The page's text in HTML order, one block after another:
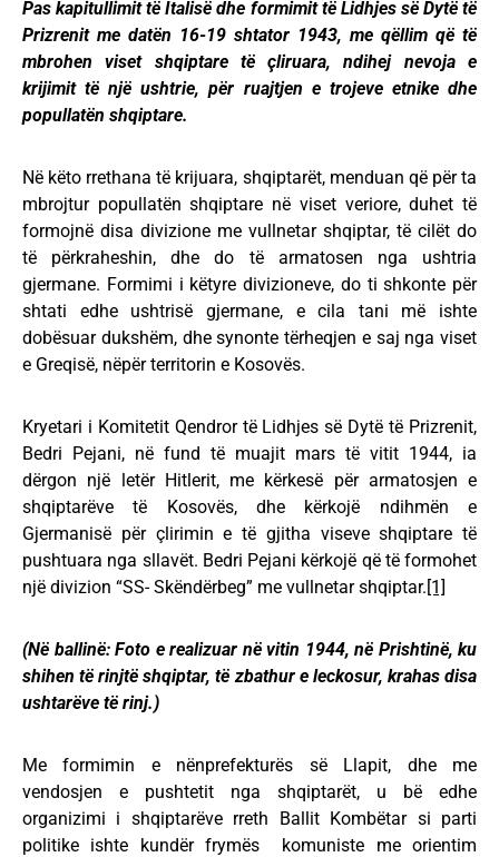
Pas kapitullimit të Italisë dhe formimit të Lidhjes së Dytë të
Prizrenit me datën 16-19 shtator 1943, me qëllim që të
mbrohen viset shqiptare të çliruara, ndihej nevoja e
krijimit të një ushtrie, për ruajtjen e trojeve etnike dhe
popullatën shqiptare.
Në këto rrethana të krijuara, shqiptarët, menduan që për ta
mbrojtur popullatën shqiptare në viset veriore, duhet të
formojnë disa divizione me vullnetar shqiptar, të cilët do
të përkraheshin, dhe do të armatosen nga ushtria
gjermane. Formimi i këtyre divizioneve, do ti shkonte për
shtati edhe ushtrisë gjermane, e cila tani më ishte
dobësuar dukshëm, dhe synonte tërheqjen e saj nga viset
e Greqisë, nëpër territorin e Kosovës.
Kryetari i Komitetit Qendror të Lidhjes së Dytë të Prizrenit,
Bedri Pejani, në fund të muajit mars të vitit 1944, ia
dërgon një letër Hitlerit, me kërkesë për armatosjen e
shqiptarëve të Kosovës, dhe kërkojë ndihmën e
Gjermanisë për çlirimin e të gjitha viseve shqiptare të
pushtuara nga sllavët. Bedri Pejani kërkojë që të formohet
një divizion “SS- Skëndërbeg” me vullnetar shqiptar.[1]
(Në ballinë: Foto e realizuar në vitin 1944, në Prishtinë, ku
shihen të rinjtë shqiptar, të zbathur e leckosur, krahas disa
ushtarëve të rinj.)
Me formimin e nënprefekturës së Llapit, dhe me
vendosjen e pushtetit nga shqiptarët, u bë edhe
organizimi i shqiptarëve rreth Ballit Kombëtar si parti
politike ishte kundër frymës komuniste me orientim